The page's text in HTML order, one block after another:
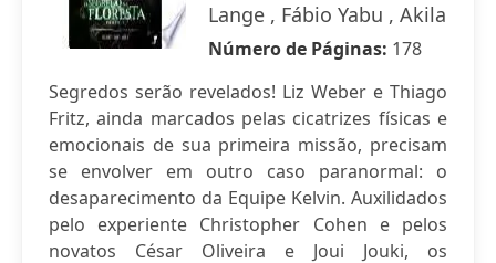
Lange , Fábio Yabu , Akila
Número de Páginas: 178
Segredos serão revelados! Liz Weber e Thiago
Fritz, ainda marcados pelas cicatrizes físicas e
emocionais de sua primeira missão, precisam
se envolver em outro caso paranormal: o
desaparecimento da Equipe Kelvin. Auxilidados
pelo experiente Christopher Cohen e pelos
novatos César Oliveira e Joui Jouki, os